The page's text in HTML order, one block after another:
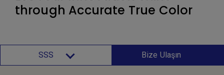
through Accurate True Color
SSS Bize Ulaşın